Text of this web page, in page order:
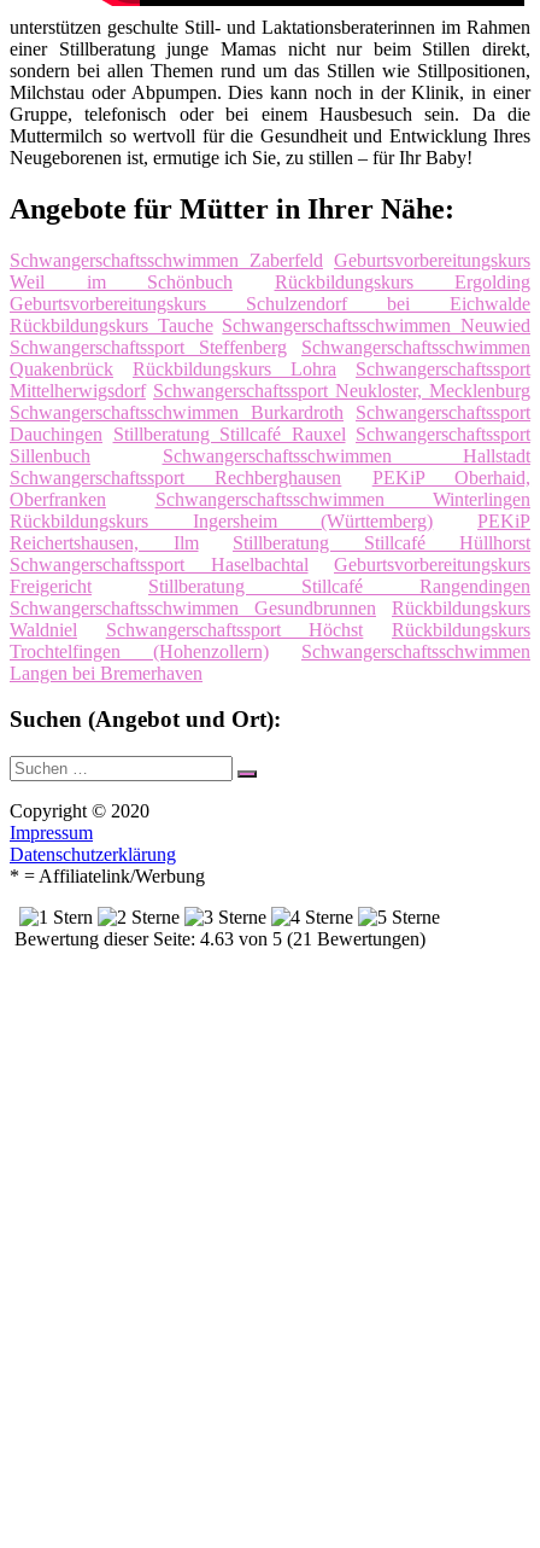
unterstützen geschulte Still- und Laktationsberaterinnen im Rahmen
einer Stillberatung junge Mamas nicht nur beim Stillen direkt,
sondern bei allen Themen rund um das Stillen wie Stillpositionen,
Milchstau oder Abpumpen. Dies kann noch in der Klinik, in einer
Gruppe, telefonisch oder bei einem Hausbesuch sein. Da die
Muttermilch so wertvoll für die Gesundheit und Entwicklung Ihres
Neugeborenen ist, ermutige ich Sie, zu stillen – für Ihr Baby!
Angebote für Mütter in Ihrer Nähe:
Schwangerschaftsschwimmen Zaberfeld Geburtsvorbereitungskurs
Weil im Schönbuch
Rückbildungskurs Ergolding
Geburtsvorbereitungskurs Schulzendorf bei Eichwalde
Rückbildungskurs Tauche Schwangerschaftsschwimmen Neuwied
Schwangerschaftssport Steffenberg
Schwangerschaftsschwimmen
Quakenbrück
Rückbildungskurs Lohra
Schwangerschaftssport
Mittelherwigsdorf Schwangerschaftssport Neukloster, Mecklenburg
Schwangerschaftsschwimmen Burkardroth
Schwangerschaftssport
Dauchingen
Stillberatung Stillcafé Rauxel Schwangerschaftssport
Sillenbuch
Schwangerschaftsschwimmen Hallstadt
Schwangerschaftssport Rechberghausen
PEKiP Oberhaid,
Oberfranken
Schwangerschaftsschwimmen Winterlingen
Rückbildungskurs Ingersheim (Württemberg)
PEKiP
Reichertshausen, Ilm
Stillberatung Stillcafé Hüllhorst
Schwangerschaftssport Haselbachtal
Geburtsvorbereitungskurs
Freigericht
Stillberatung Stillcafé Rangendingen
Schwangerschaftsschwimmen Gesundbrunnen
Rückbildungskurs
Waldniel
Schwangerschaftssport Höchst
Rückbildungskurs
Trochtelfingen (Hohenzollern)
Schwangerschaftsschwimmen
Langen bei Bremerhaven
Suchen (Angebot und Ort):
Suche
nach:
Suchen
Copyright © 2020
Impressum
Datenschutzerklärung
* = Affiliatelink/Werbung
Bewertung dieser Seite: 4.63 von 5 (21 Bewertungen)